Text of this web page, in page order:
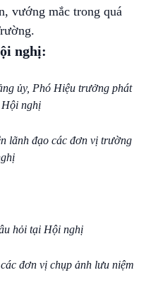
vướng mắc trong quá
nghị:
ủy, Phó Hiệu trưởng phát
Hội nghị
lãnh đạo các đơn vị trường
hỏi tại Hội nghị
đơn vị chụp ảnh lưu niệm